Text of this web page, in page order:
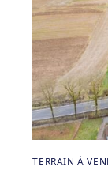
TERRAIN À